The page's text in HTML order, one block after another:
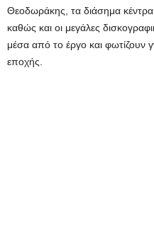
Θεοδωράκης, τα διάσημα
καθώς και οι μεγάλες
μέσα από το έργο και φωτίζουν
εποχής.